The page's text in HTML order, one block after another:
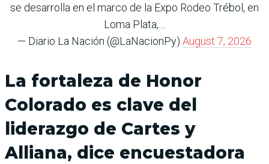
se desarrolla en el marco de la Expo Rodeo Trébol, en
Loma Plata,…
— Diario La Nación (@LaNacionPy) August 7, 2026
La fortaleza de Honor
Colorado es clave del
liderazgo de Cartes y
Alliana, dice encuestadora